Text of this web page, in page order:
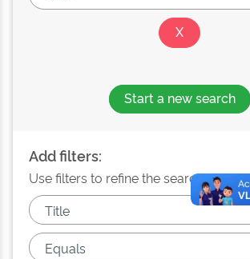
Start a new search
Add filters:
Use filters to refine the search results.